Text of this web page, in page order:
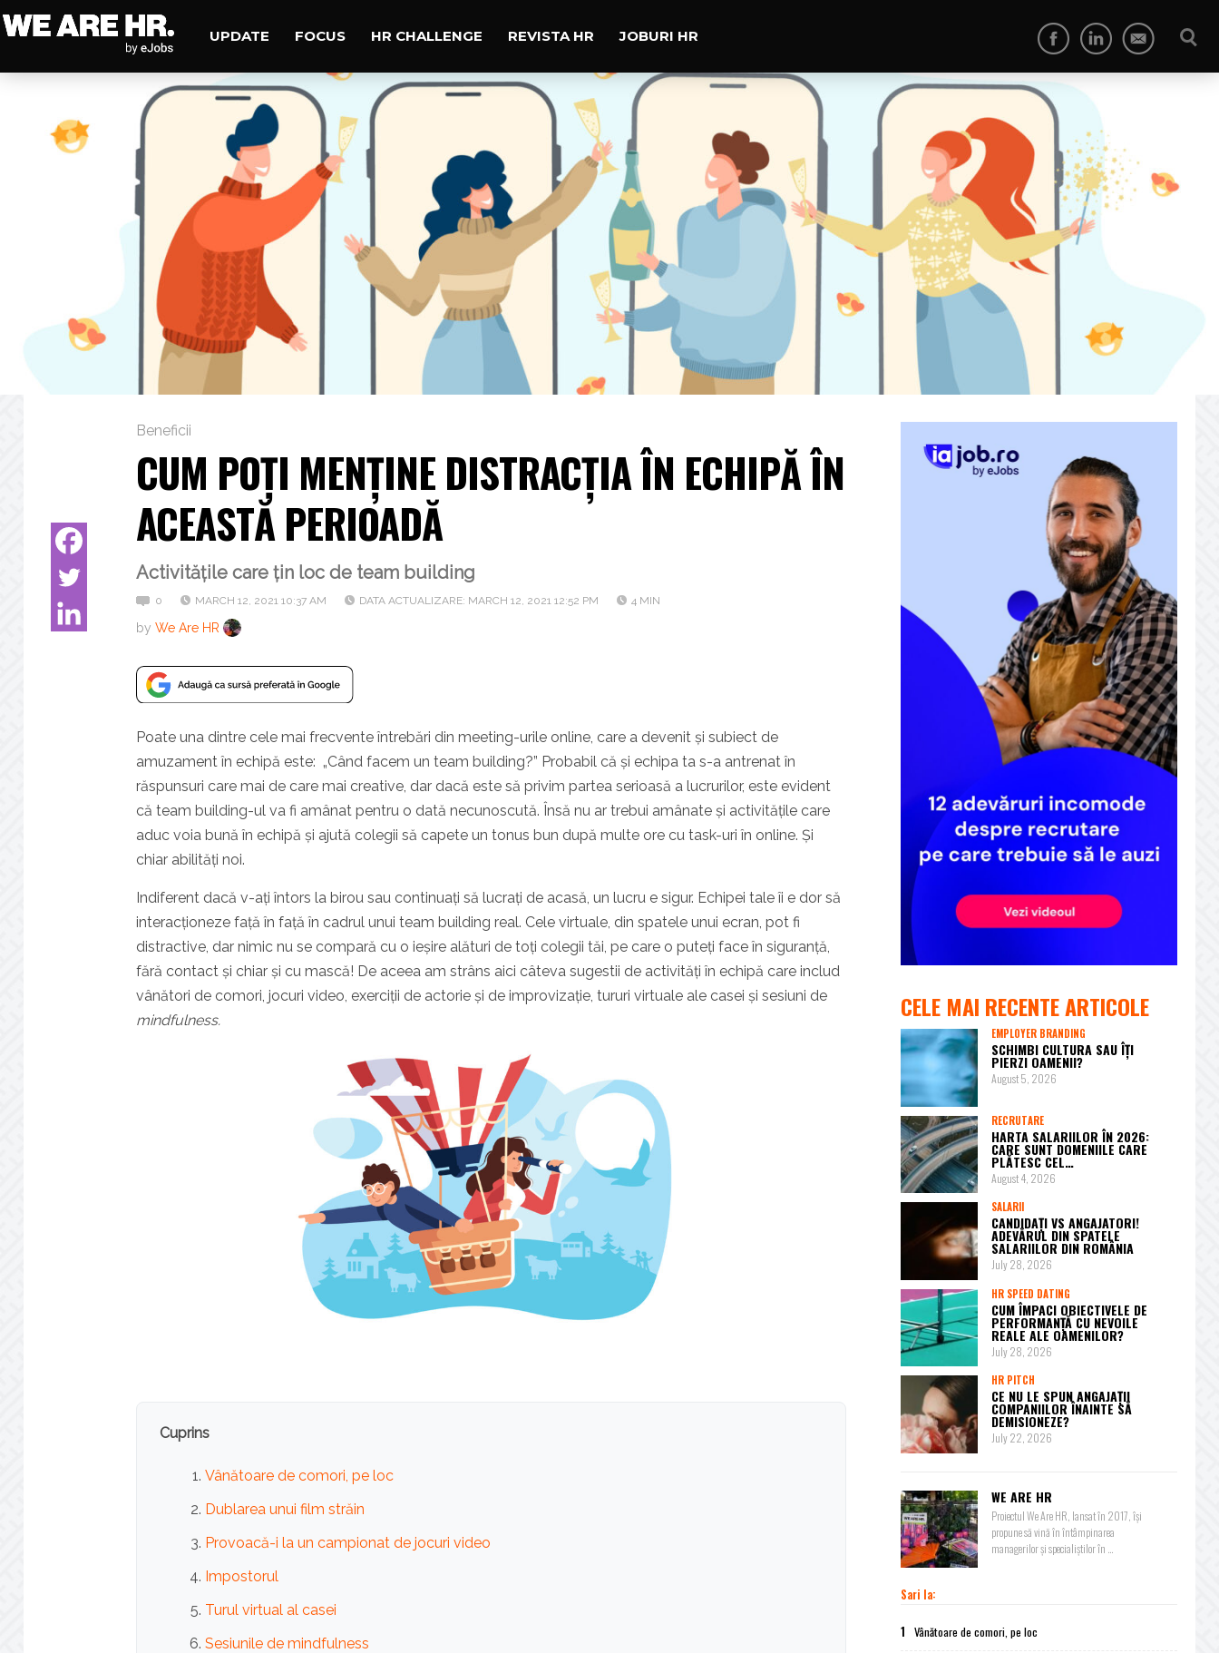
UPDATE FOCUS HR CHALLENGE REVISTA HR JOBURI HR
Beneficii
CUM POȚI MENȚINE DISTRACȚIA ÎN ECHIPĂ ÎN
ACEASTĂ PERIOADĂ
Activitățile care țin loc de team building
0 MARCH 12, 2021 10:37 AM DATA ACTUALIZARE: MARCH 12, 2021 12:52 PM 4 MIN
by We Are HR
Poate una dintre cele mai frecvente întrebări din meeting-urile online, care a devenit și subiect de
amuzament în echipă este: „Când facem un team building?” Probabil că și echipa ta s-a antrenat în
răspunsuri care mai de care mai creative, dar dacă este să privim partea serioasă a lucrurilor, este evident
că team building-ul va fi amânat pentru o dată necunoscută. Însă nu ar trebui amânate și activitățile care
aduc voia bună în echipă și ajută colegii să capete un tonus bun după multe ore cu task-uri în online. Și
chiar abilități noi.
Indiferent dacă v-ați întors la birou sau continuați să lucrați de acasă, un lucru e sigur. Echipei tale îi e dor să
interacționeze față în față în cadrul unui team building real. Cele virtuale, din spatele unui ecran, pot fi
distractive, dar nimic nu se compară cu o ieșire alături de toți colegii tăi, pe care o puteți face în siguranță,
fără contact și chiar și cu mască! De aceea am strâns aici câteva sugestii de activități în echipă care includ
vânători de comori, jocuri video, exerciții de actorie și de improvizație, tururi virtuale ale casei și sesiuni de
mindfulness.
Cuprins
Vânătoare de comori, pe loc
Dublarea unui film străin
Provoacă-i la un campionat de jocuri video
Impostorul
Turul virtual al casei
Sesiunile de mindfulness
CELE MAI RECENTE ARTICOLE
EMPLOYER BRANDING
SCHIMBI CULTURA SAU ÎȚI
PIERZI OAMENII?
August 5, 2026
RECRUTARE
HARTA SALARIILOR ÎN 2026:
CARE SUNT DOMENIILE CARE
PLĂTESC CEL…
August 4, 2026
SALARII
CANDIDAȚI VS ANGAJATORI!
ADEVĂRUL DIN SPATELE
SALARIILOR DIN ROMÂNIA
July 28, 2026
HR SPEED DATING
CUM ÎMPACI OBIECTIVELE DE
PERFORMANȚĂ CU NEVOILE
REALE ALE OAMENILOR?
July 28, 2026
HR PITCH
CE NU LE SPUN ANGAJAȚII
COMPANIILOR ÎNAINTE SĂ
DEMISIONEZE?
July 22, 2026
WE ARE HR
Proiectul We Are HR, lansat în 2017, își
propune să vină în întâmpinarea
managerilor și specialiștilor în ...
Sari la:
1 Vânătoare de comori, pe loc